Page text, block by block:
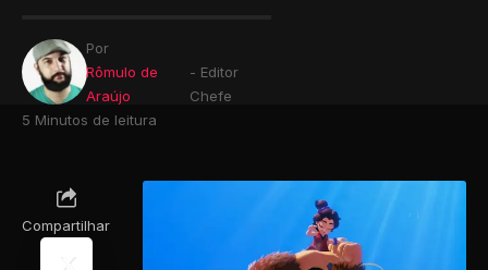
Por
Rômulo de
Araújo
- Editor
Chefe
5 Minutos de leitura
Compartilhar